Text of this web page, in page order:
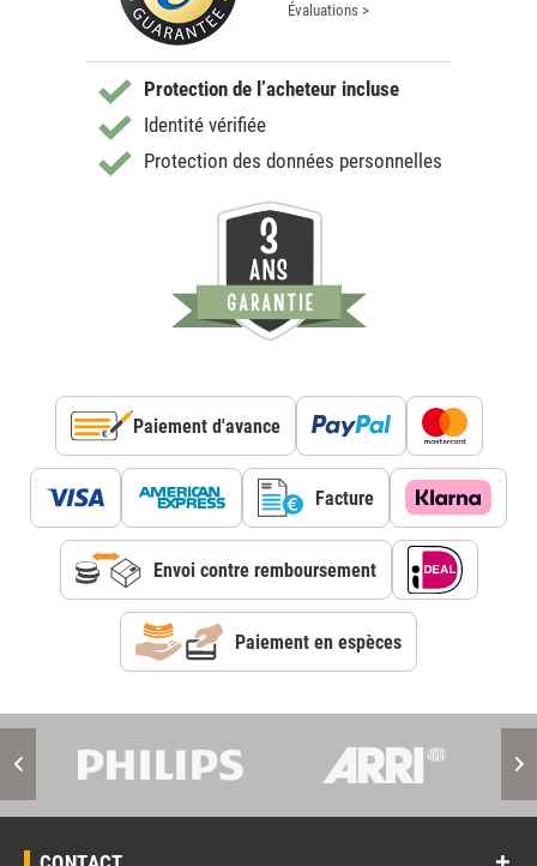
Évaluations >
Protection de l’acheteur incluse
Identité vérifiée
Protection des données personnelles
Paiement d'avance
Facture
Envoi contre remboursement
Paiement en espèces